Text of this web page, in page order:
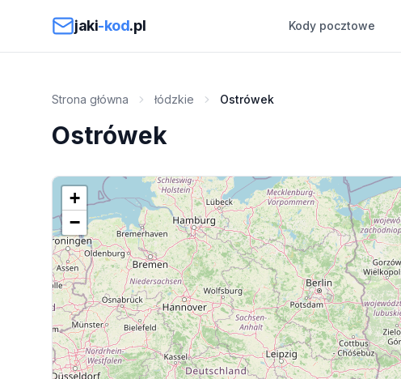
jaki-kod.pl Kody pocztowe
Strona główna łódzkie Ostrówek
Ostrówek
+
−